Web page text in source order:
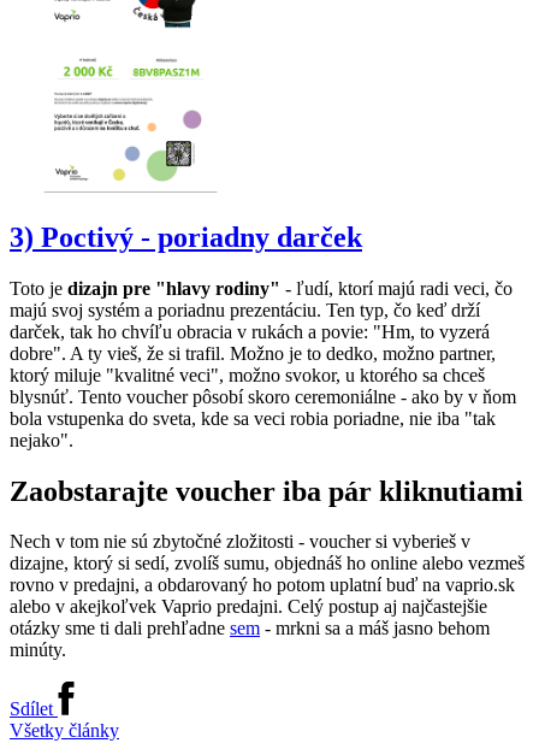
3) Poctivý - poriadny darček
Toto je dizajn pre "hlavy rodiny" - ľudí, ktorí majú radi veci, čo
majú svoj systém a poriadnu prezentáciu. Ten typ, čo keď drží
darček, tak ho chvíľu obracia v rukách a povie: "Hm, to vyzerá
dobre". A ty vieš, že si trafil. Možno je to dedko, možno partner,
ktorý miluje "kvalitné veci", možno svokor, u ktorého sa chceš
blysnúť. Tento voucher pôsobí skoro ceremoniálne - ako by v ňom
bola vstupenka do sveta, kde sa veci robia poriadne, nie iba "tak
nejako".
Zaobstarajte voucher iba pár kliknutiami
Nech v tom nie sú zbytočné zložitosti - voucher si vyberieš v
dizajne, ktorý si sedí, zvolíš sumu, objednáš ho online alebo vezmeš
rovno v predajni, a obdarovaný ho potom uplatní buď na vaprio.sk
alebo v akejkoľvek Vaprio predajni. Celý postup aj najčastejšie
otázky sme ti dali prehľadne sem - mrkni sa a máš jasno behom
minúty.
Sdílet
Všetky články